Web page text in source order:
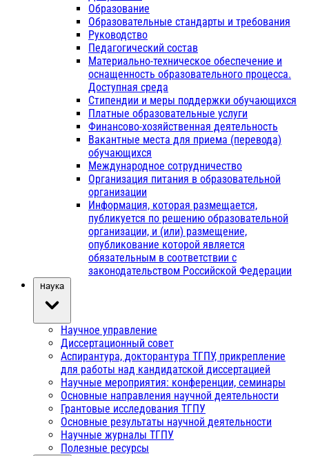
Образование
Образовательные стандарты и требования
Руководство
Педагогический состав
Материально-техническое обеспечение и
оснащенность образовательного процесса.
Доступная среда
Стипендии и меры поддержки обучающихся
Платные образовательные услуги
Финансово-хозяйственная деятельность
Вакантные места для приема (перевода)
обучающихся
Международное сотрудничество
Организация питания в образовательной
организации
Информация, которая размещается,
публикуется по решению образовательной
организации, и (или) размещение,
опубликование которой является
обязательным в соответствии с
законодательством Российской Федерации
Наука
Научное управление
Диссертационный совет
Аспирантура, докторантура ТГПУ, прикрепление
для работы над кандидатской диссертацией
Научные мероприятия: конференции, семинары
Основные направления научной деятельности
Грантовые исследования ТГПУ
Основные результаты научной деятельности
Научные журналы ТГПУ
Полезные ресурсы